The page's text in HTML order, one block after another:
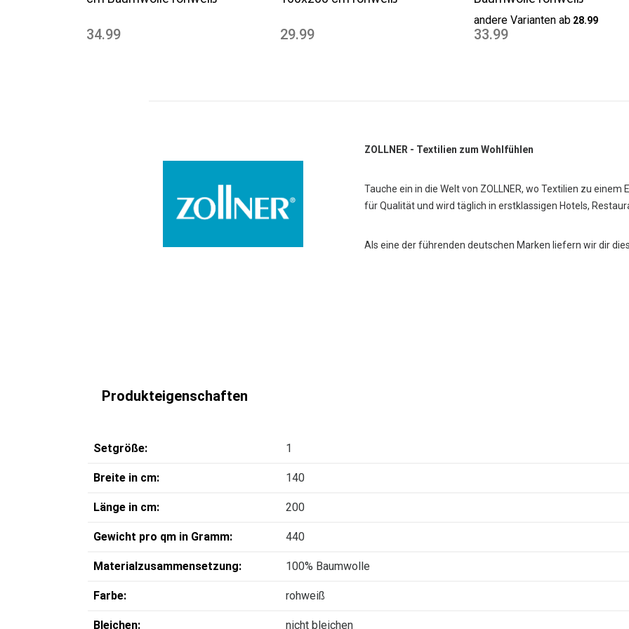
34.99 29.99
andere Varianten ab 28.99
33.99
ZOLLNER - Textilien zum Wohlfühlen
Tauche ein in die Welt von ZOLLNER, wo Textilien zu
für Qualität und wird täglich in erstklassigen Hotels,
Als eine der führenden deutschen Marken liefern wir dir
Produkteigenschaften
Setgröße: 1
Breite in cm: 140
Länge in cm: 200
Gewicht pro qm in Gramm: 440
Materialzusammensetzung: 100% Baumwolle
Farbe: rohweiß
Bleichen: nicht bleichen